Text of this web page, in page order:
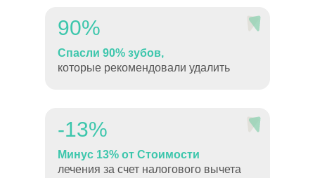
Спасли 90% зубов,
которые рекомендовали удалить
Минус 13% от Стоимости
лечения за счет налогового вычета
90%
-13%